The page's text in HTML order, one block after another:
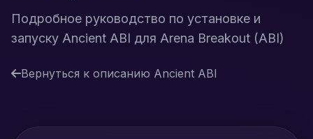
Подробное руководство по установке и
запуску Ancient ABI для Arena Breakout (ABI)
Вернуться к описанию Ancient ABI